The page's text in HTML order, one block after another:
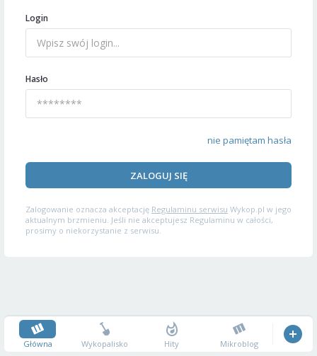
Login
Hasło
nie pamiętam hasła
ZALOGUJ SIĘ
Zalogowanie oznacza akceptację Regulaminu serwisu Wykop.pl w jego
aktualnym brzmieniu. Jeśli nie akceptujesz Regulaminu w całości,
prosimy o niekorzystanie z serwisu.
Główna Wykopalisko Hity Mikroblog